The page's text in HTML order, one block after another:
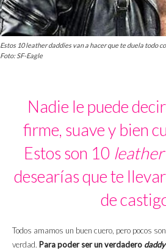
Estos 10 leather daddies van a hacer que te duela todo
Foto: SF-Eagle
Nadie le puede
firme, suave y bien
Estos son 10
desearías que te
de
Todos amamos un buen cuero, pero pocos
verdad. Para poder ser un verdadero daddy